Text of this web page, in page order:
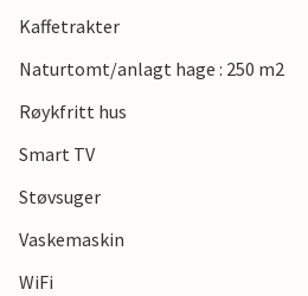
Kaffetrakter
Naturtomt/anlagt hage : 250 m2
Røykfritt hus
Smart TV
Støvsuger
Vaskemaskin
WiFi